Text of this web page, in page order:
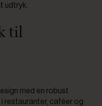
udtryk.
til
med en robust
restauranter, caféer og